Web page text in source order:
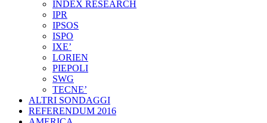
INDEX RESEARCH
IPR
IPSOS
ISPO
IXE’
LORIEN
PIEPOLI
SWG
TECNE’
ALTRI SONDAGGI
REFERENDUM 2016